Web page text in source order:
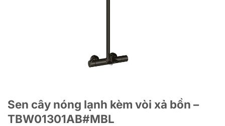
Sen cây nóng lạnh kèm vòi xả bồn –
TBW01301AB#MBL